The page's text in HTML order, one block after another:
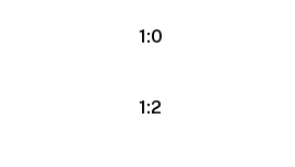
1:0
1:2